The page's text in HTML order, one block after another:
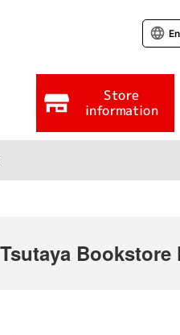
Store
information